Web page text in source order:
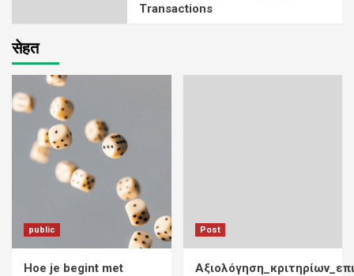
Transactions
सेहत
public
Hoe je begint met
Post